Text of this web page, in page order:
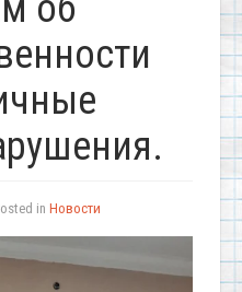
in Новости